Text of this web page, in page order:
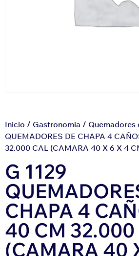
Inicio / Gastronomia / Quemadores
QUEMADORES DE CHAPA 4
32.000 CAL (CAMARA 40 X 6 X 4
G 1129
CHAPA 4
40 CM 32.000
(CAMARA 40